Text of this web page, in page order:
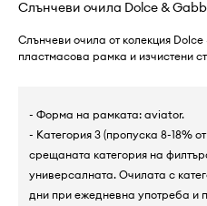
Слънчеви очила Dolce &
Слънчеви очила от колекция
пластмасова рамка и изчистени
- Форма на рамката: aviator.
- Категория 3 (пропуска 8-18%
срещаната категория на
универсалната. Очилата с
дни при ежедневна употреба и